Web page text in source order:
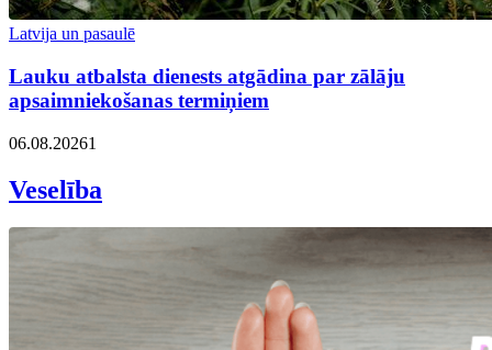
Latvija un pasaulē
Lauku atbalsta dienests atgādina par zālāju
apsaimniekošanas termiņiem
06.08.20261
Veselība